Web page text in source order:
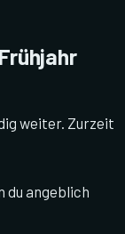
weiter. Zurzeit
du angeblich